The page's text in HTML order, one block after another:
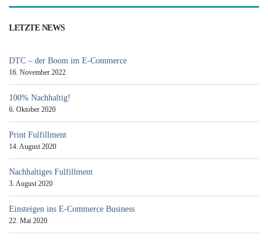
LETZTE NEWS
DTC – der Boom im E-Commerce
16. November 2022
100% Nachhaltig!
6. Oktober 2020
Print Fulfillment
14. August 2020
Nachhaltiges Fulfillment
3. August 2020
Einsteigen ins E-Commerce Business
22. Mai 2020